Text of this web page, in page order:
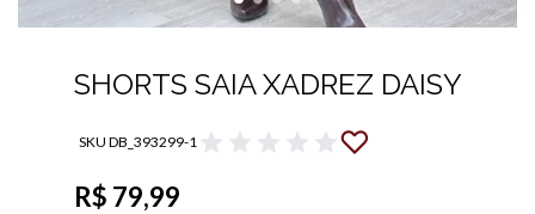
SHORTS SAIA XADREZ DAISY
SKU DB_393299-1
R$ 79,99